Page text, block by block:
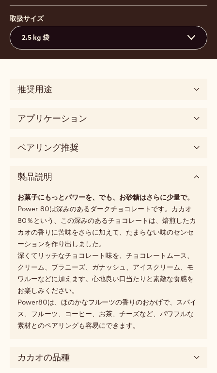
取扱サイズ
2.5 kg 袋
推奨用途
アプリケーション
ペアリング推奨
製品説明
お菓子にもっとパワーを、でも、お砂糖はさらに少量で。
Power 80は深みのあるダークチョコレートです。カカオ
80％という、この深みのあるチョコレートは、焙煎したカ
カオの香りに苦味をさらに加えて、たまらない味のセンセ
ーションを作り出しました。
深くてリッチなチョコレート味を、チョコレートムース、
クリーム、ブラニーズ、ガナッシュ、アイスクリーム、モ
ワルーなどに加えます。心地良い口当たりと素敵な食感を
お楽しみください。
Power80は、ほのかなフルーツの香りのおかげで、スパイ
ス、フルーツ、コーヒー、お茶、チーズなど、パワフルな
素材とのペアリングも容易にできます。
カカオの品種